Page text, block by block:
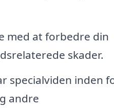
med at forbedre din
skader.
specialviden inden
andre